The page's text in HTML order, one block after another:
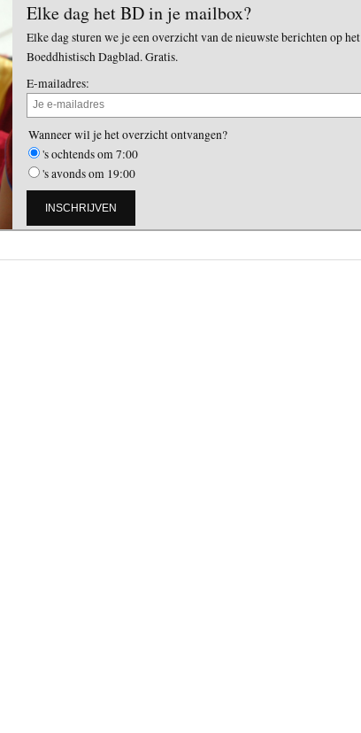
Elke dag het BD in je mailbox?
Elke dag sturen we je een overzicht van de nieuwste berichten op het
Boeddhistisch Dagblad. Gratis.
E-mailadres:
Wanneer wil je het overzicht ontvangen?
's ochtends om 7:00
's avonds om 19:00